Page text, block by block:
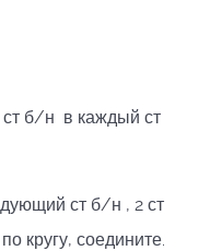
ст б/н в каждый ст
ст б/н , 2 ст
кругу, соедините.